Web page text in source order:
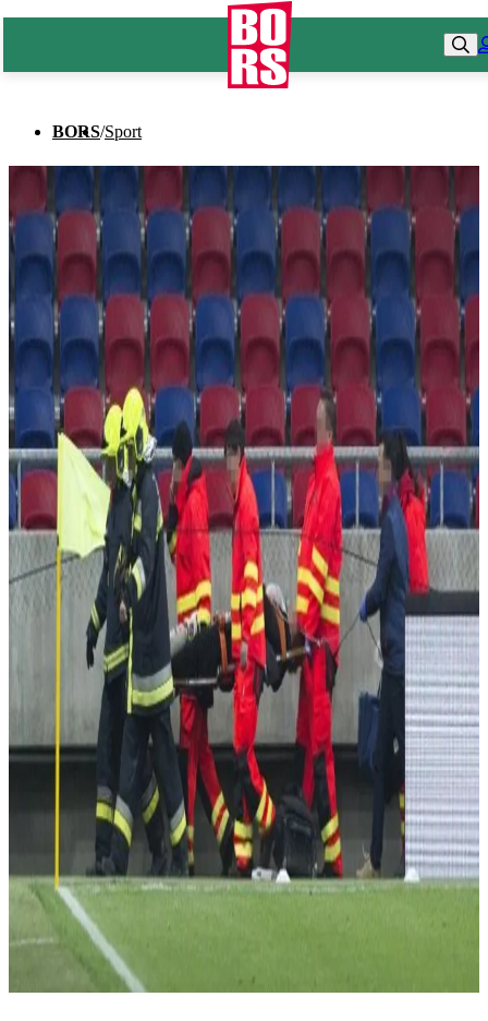
BORS/Sport